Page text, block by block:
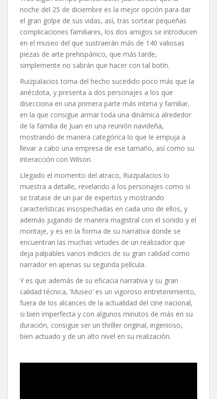
noche del 25 de diciembre es la mejor opción para dar
el gran golpe de sus vidas, así, tras sortear pequeñas
complicaciones familiares, los dos amigos se introducen
en el museo del que sustraerán más de 140 valiosas
piezas de arte prehispánico, que más tarde,
simplemente no sabrán que hacer con tal botín.
Ruizpalacios toma del hecho sucedido poco más que la
anécdota, y presenta a dos personajes a los que
disecciona en una primera parte más intima y familiar,
en la que consigue armar toda una dinámica alrededor
de la familia de Juan en una reunión navideña,
mostrando de manera categórica lo que le empuja a
llevar a cabo una empresa de ese tamaño, así como su
interacción con Wilson.
Llegado el momento del atraco, Ruizpalacios lo
muestra a detalle, revelando a los personajes como si
se tratase de un par de expertos y mostrando
características insospechadas en cada uno de ellos, y
además jugando de manera magistral con el sonido y el
montaje, y es en la forma de su narrativa donde se
encuentran las muchas virtudes de un realizador que
deja palpables varios indicios de su gran calidad como
narrador en apenas su segunda película.
Y es que además de su eficacia narrativa y su gran
calidad técnica, ‘Museo’ es un vigoroso entretenimiento,
fuera de los alcances de la actualidad del cine nacional,
si bien imperfecta y con algunos minutos de más en su
duración, consigue ser un thriller original, ingenioso,
bien actuado y de un alto nivel en su realización.